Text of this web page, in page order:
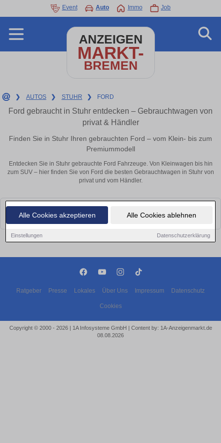
Alle Cookies akzeptieren Alle Cookies ablehnen
Einstellungen Datenschutzerklärung
Event Auto Immo Job
ANZEIGEN
MARKT-
BREMEN
❯ AUTOS ❯ STUHR ❯ FORD
Ford gebraucht in Stuhr entdecken – Gebrauchtwagen von
privat & Händler
Finden Sie in Stuhr Ihren gebrauchten Ford – vom Klein- bis zum
Premiummodell
Entdecken Sie in Stuhr gebrauchte Ford Fahrzeuge. Von Kleinwagen bis hin
zum SUV – hier finden Sie von Ford die besten Gebrauchtwagen in Stuhr von
privat und vom Händler.
Leider konnten wir derzeit keine passenden Autos finden. Schauen Sie
bald wieder vorbei!
Ratgeber Presse Lokales Über Uns Impressum Datenschutz
Cookies
Copyright © 2000 - 2026 | 1A Infosysteme GmbH | Content by: 1A-Anzeigenmarkt.de
08.08.2026